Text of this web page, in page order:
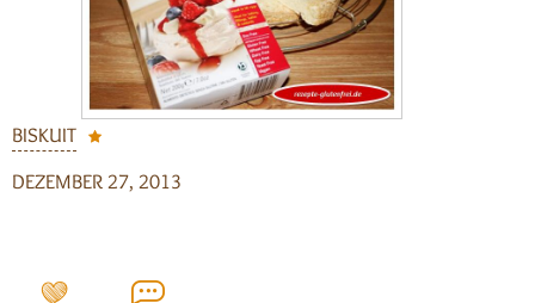
BISKUIT
DEZEMBER 27, 2013